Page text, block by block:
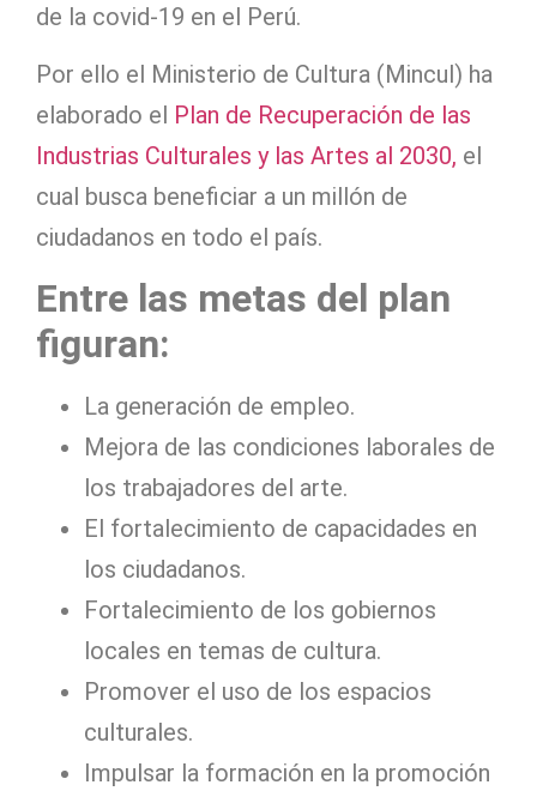
de la covid-19 en el Perú.
Por ello el Ministerio de Cultura (Mincul) ha
elaborado el Plan de Recuperación de las
Industrias Culturales y las Artes al 2030, el
cual busca beneficiar a un millón de
ciudadanos en todo el país.
Entre las metas del plan
figuran:
La generación de empleo.
Mejora de las condiciones laborales de
los trabajadores del arte.
El fortalecimiento de capacidades en
los ciudadanos.
Fortalecimiento de los gobiernos
locales en temas de cultura.
Promover el uso de los espacios
culturales.
Impulsar la formación en la promoción